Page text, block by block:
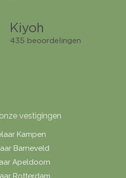
vestigingen
Kampen
Barneveld
Apeldoorn
Rotterdam